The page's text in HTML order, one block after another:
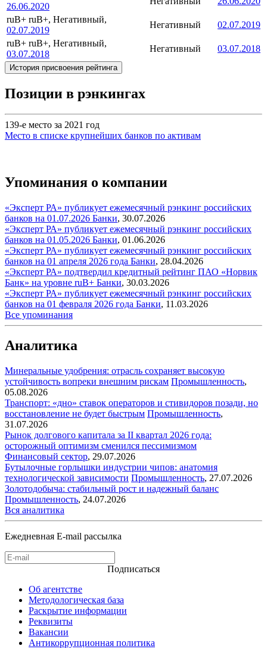
26.06.2020
ruB+ ruB+, Негативный,
02.07.2019
Негативный
02.07.2019
ruB+ ruB+, Негативный,
03.07.2018
Негативный 03.07.2018
История присвоения рейтинга
Позиции в рэнкингах
139-е место за 2021 год
Место в списке крупнейших банков по активам
Упоминания о компании
«Эксперт РА» публикует ежемесячный рэнкинг российских
банков на 01.07.2026 Банки, 30.07.2026
«Эксперт РА» публикует ежемесячный рэнкинг российских
банков на 01.05.2026 Банки, 01.06.2026
«Эксперт РА» публикует ежемесячный рэнкинг российских
банков на 01 апреля 2026 года Банки, 28.04.2026
«Эксперт РА» подтвердил кредитный рейтинг ПАО «Норвик
Банк» на уровне ruВ+ Банки, 30.03.2026
«Эксперт РА» публикует ежемесячный рэнкинг российских
банков на 01 февраля 2026 года Банки, 11.03.2026
Все упоминания
Аналитика
Минеральные удобрения: отрасль сохраняет высокую
устойчивость вопреки внешним рискам Промышленность,
05.08.2026
Транспорт: «дно» ставок операторов и стивидоров позади, но
восстановление не будет быстрым Промышленность,
31.07.2026
Рынок долгового капитала за II квартал 2026 года:
осторожный оптимизм сменился пессимизмом
Финансовый сектор, 29.07.2026
Бутылочные горлышки индустрии чипов: анатомия
технологической зависимости Промышленность, 27.07.2026
Золотодобыча: стабильный рост и надежный баланс
Промышленность, 24.07.2026
Вся аналитика
Ежедневная E-mail рассылка
Подписаться
Об агентстве
Методологическая база
Раскрытие информации
Реквизиты
Вакансии
Антикоррупционная политика